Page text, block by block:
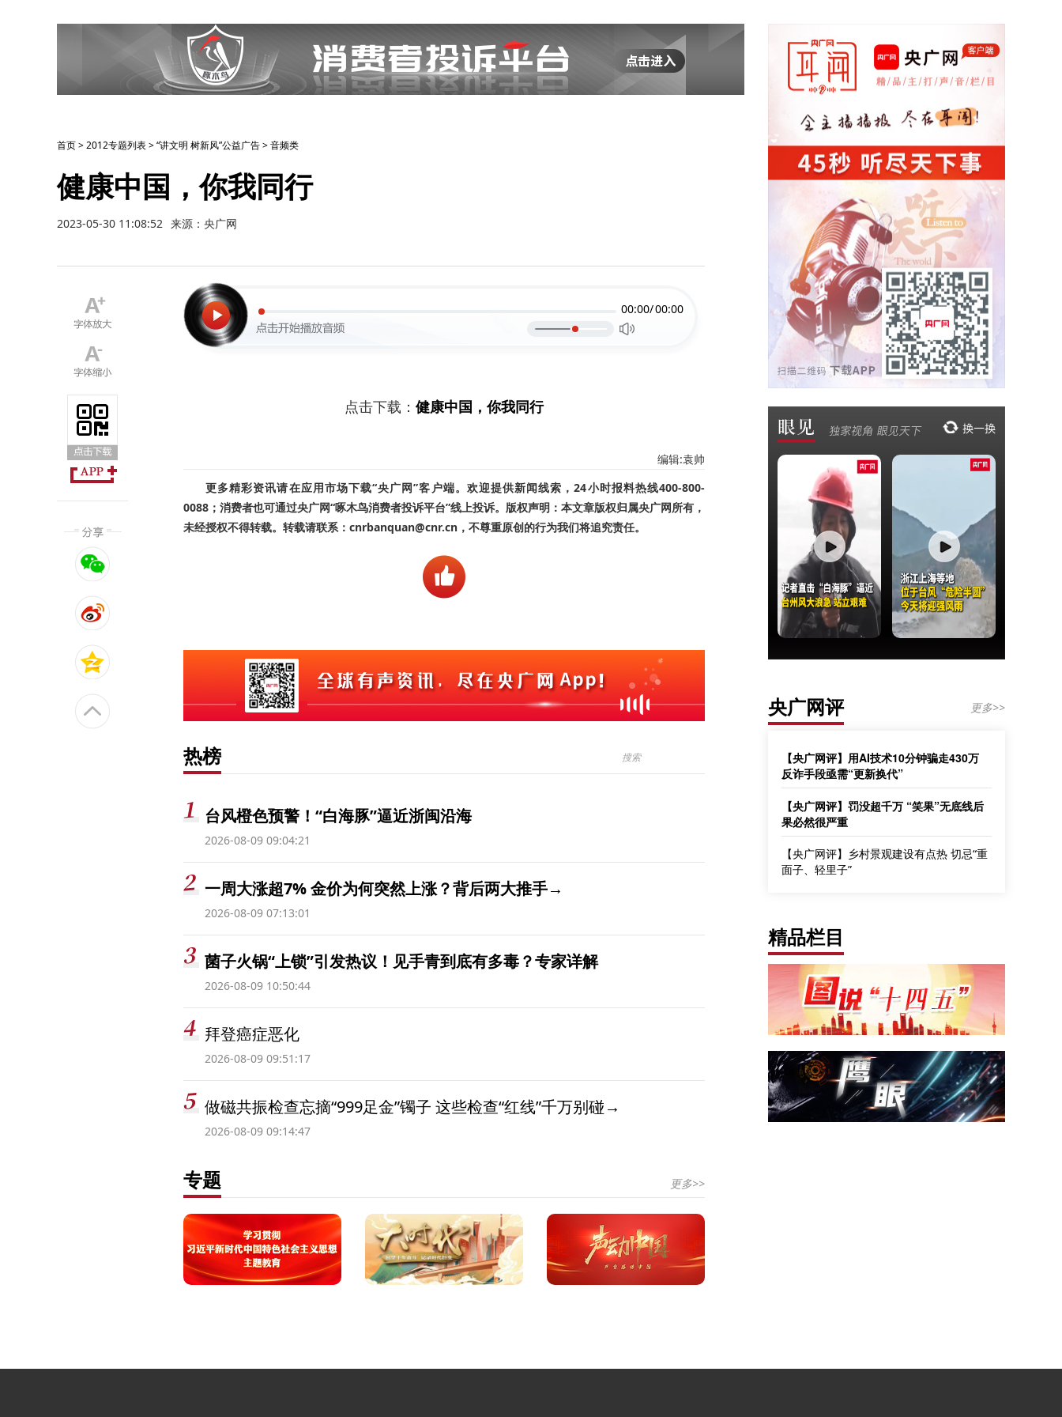
首页>2012专题列表>“讲文明 树新风”公益广告>音频类
健康中国，你我同行
2023-05-30 11:08:52 来源：央广网
00:00/00:00
点击下载： 健康中国，你我同行
编辑:袁帅
更多精彩资讯请在应用市场下载“央广网”客户端。欢迎提供新闻线索，24小时报料热线400-800-
0088；消费者也可通过央广网“啄木鸟消费者投诉平台”线上投诉。版权声明：本文章版权归属央广网所有，
未经授权不得转载。转载请联系：cnrbanquan@cnr.cn，不尊重原创的行为我们将追究责任。
热榜
台风橙色预警！“白海豚”逼近浙闽沿海
2026-08-09 09:04:21
一周大涨超7% 金价为何突然上涨？背后两大推手→
2026-08-09 07:13:01
菌子火锅“上锁”引发热议！见手青到底有多毒？专家详解
2026-08-09 10:50:44
拜登癌症恶化
2026-08-09 09:51:17
做磁共振检查忘摘“999足金”镯子 这些检查“红线”千万别碰→
2026-08-09 09:14:47
专题 更多>>
央广网评 更多>>
【央广网评】用AI技术10分钟骗走430万
反诈手段亟需“更新换代”
【央广网评】罚没超千万 “笑果”无底线后
果必然很严重
【央广网评】乡村景观建设有点热 切忌“重
面子、轻里子”
精品栏目